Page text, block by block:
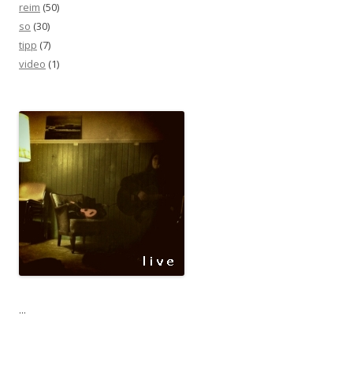
reim (50)
so (30)
tipp (7)
video (1)
...